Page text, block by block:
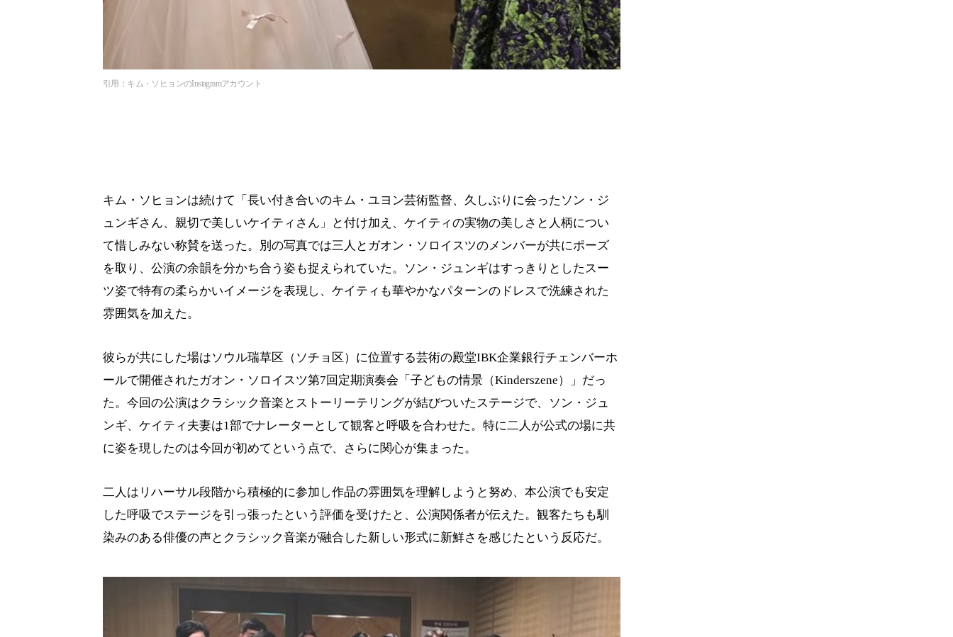
引用：キム・ソヒョンのInstagramアカウント
キム・ソヒョンは続けて「長い付き合いのキム・ユヨン芸術監督、久しぶりに会ったソン・ジ
ュンギさん、親切で美しいケイティさん」と付け加え、ケイティの実物の美しさと人柄につい
て惜しみない称賛を送った。別の写真では三人とガオン・ソロイスツのメンバーが共にポーズ
を取り、公演の余韻を分かち合う姿も捉えられていた。ソン・ジュンギはすっきりとしたスー
ツ姿で特有の柔らかいイメージを表現し、ケイティも華やかなパターンのドレスで洗練された
雰囲気を加えた。
彼らが共にした場はソウル瑞草区（ソチョ区）に位置する芸術の殿堂IBK企業銀行チェンバーホ
ールで開催されたガオン・ソロイスツ第7回定期演奏会「子どもの情景（Kinderszene）」だっ
た。今回の公演はクラシック音楽とストーリーテリングが結びついたステージで、ソン・ジュ
ンギ、ケイティ夫妻は1部でナレーターとして観客と呼吸を合わせた。特に二人が公式の場に共
に姿を現したのは今回が初めてという点で、さらに関心が集まった。
二人はリハーサル段階から積極的に参加し作品の雰囲気を理解しようと努め、本公演でも安定
した呼吸でステージを引っ張ったという評価を受けたと、公演関係者が伝えた。観客たちも馴
染みのある俳優の声とクラシック音楽が融合した新しい形式に新鮮さを感じたという反応だ。